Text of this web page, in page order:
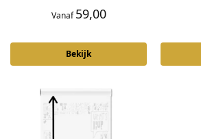
Vanaf 59,00
Bekijk